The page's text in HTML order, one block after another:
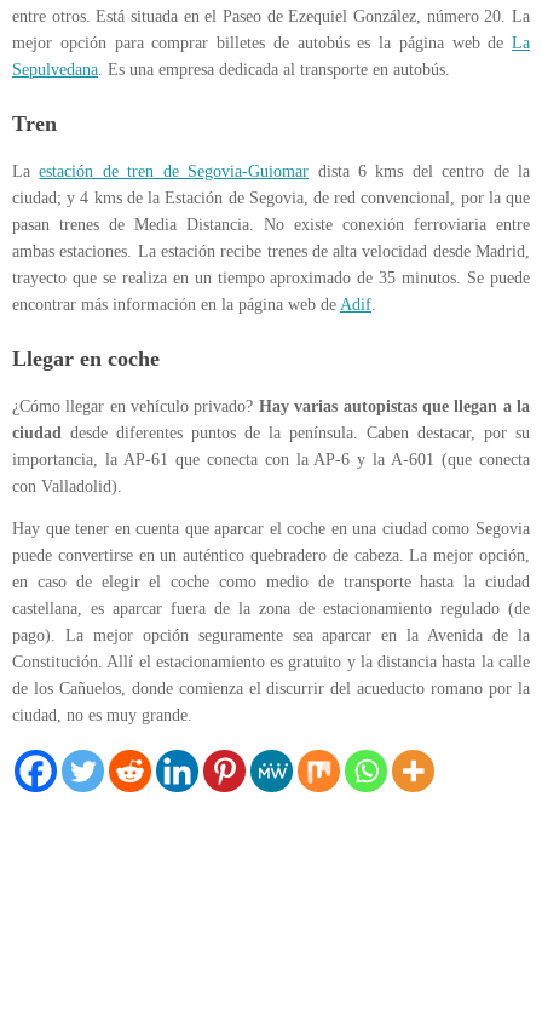
entre otros. Está situada en el Paseo de Ezequiel González, número 20. La
mejor opción para comprar billetes de autobús es la página web de La
Sepulvedana . Es una empresa dedicada al transporte en autobús.
Tren
Laestación de tren de Segovia-Guiomar dista 6 kms del centro de la
ciudad; y 4 kms de la Estación de Segovia, de red convencional, por la que
pasan trenes de Media Distancia. No existe conexión ferroviaria entre
ambas estaciones. La estación recibe trenes de alta velocidad desde Madrid,
trayecto que se realiza en un tiempo aproximado de 35 minutos. Se puede
encontrar más información en la página web de Adif
Llegar en coche
¿Cómo llegar en vehículo privado? Hay varias autopistas que llegan a la
ciudad desde diferentes puntos de la península. Caben destacar, por su
importancia, la AP-61 que conecta con la AP-6 y la A-601 (que conecta
con Valladolid).
Hay que tener en cuenta que aparcar el coche en una ciudad como Segovia
puede convertirse en un auténtico quebradero de cabeza. La mejor opción,
en caso de elegir el coche como medio de transporte hasta la ciudad
castellana, es aparcar fuera de la zona de estacionamiento regulado (de
pago). La mejor opción seguramente sea aparcar en la Avenida de la
Constitución. Allí el estacionamiento es gratuito y la distancia hasta la calle
de los Cañuelos, donde comienza el discurrir del acueducto romano por la
ciudad, no es muy grande.